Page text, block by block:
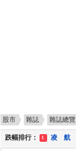
股市 雜誌 雜誌總覽
漲幅排行： 1 川 湖
跌幅排行：
1 凌 航